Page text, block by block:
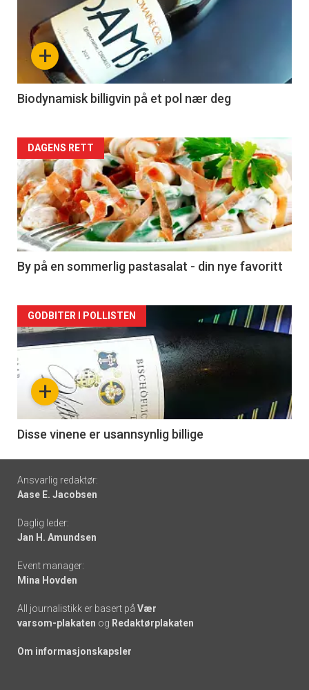
akkurat
nå
4
+
Biodynamisk billigvin på et pol nær deg
Forsiden
akkurat
nå
-
5
DAGENS RETT
By på en sommerlig pastasalat - din nye favoritt
Forsiden
akkurat
nå
6
+
GODBITER I POLLISTEN
Disse vinene er usannsynlig billige
Footer
-
links
Ansvarlig redaktør:
Aase E. Jacobsen
Daglig leder:
Jan H. Amundsen
Event manager:
Mina Hovden
All journalistikk er basert på Vær
varsom-plakaten og Redaktørplakaten
Om informasjonskapsler